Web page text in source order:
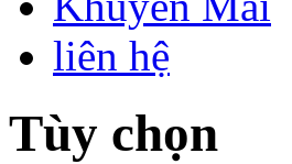
liên hệ
Tùy chọn